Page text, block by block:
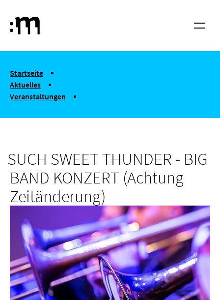
Hochschule für Musik und Tanz Köln Menü
You are here:
Startseite
Aktuelles
Veranstaltungen
SUCH SWEET THUNDER - BIG BAND KONZERT (Achtung
SUCH SWEET THUNDER - BIG
BAND KONZERT (Achtung
Zeitänderung)